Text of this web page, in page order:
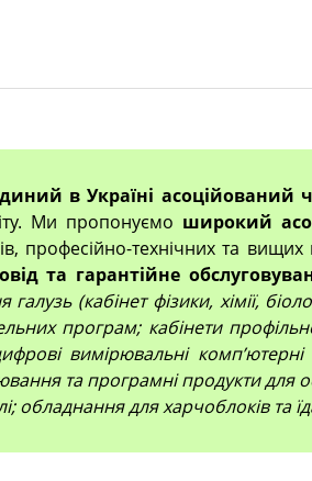
в Україні асоційований
Ми пропонуємо широкий
професійно-технічних та вищих
та гарантійне
(кабінет фізики, хімії,
програм; кабінети
вимірювальні
та програмні продукти для
обладнання для харчоблоків та